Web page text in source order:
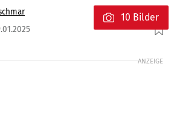
Foto: BSA
10 Bilder
ANZEIGE